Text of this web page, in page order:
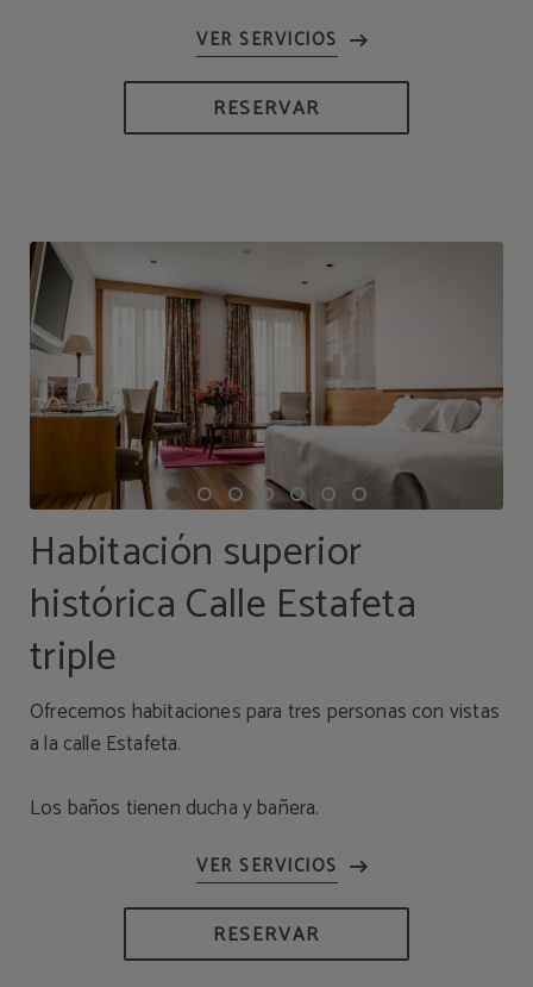
RESERVAR
Habitación superior
histórica Calle Estafeta
triple
Ofrecemos habitaciones para tres personas con vistas
a la calle Estafeta.
Los baños tienen ducha y bañera.
RESERVAR